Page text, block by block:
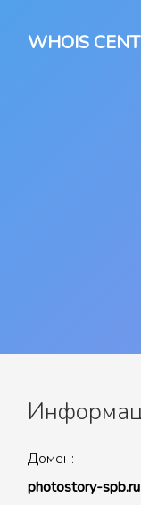
WHOIS
Домен:
photostory-spb.ru